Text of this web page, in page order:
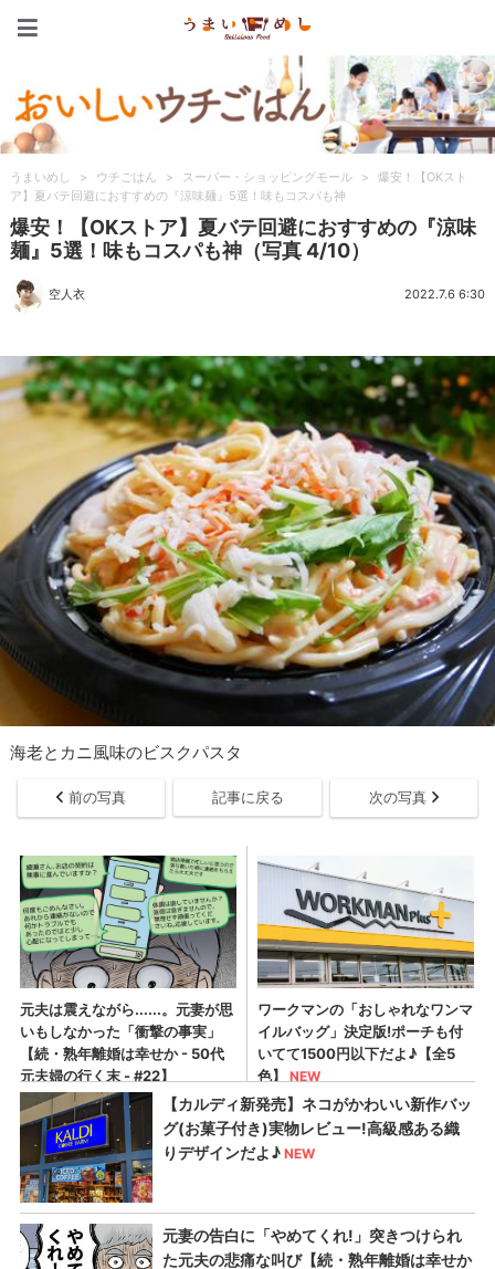
うまいめし > ウチごはん > スーパー・ショッピングモール >
爆安！【OKスト
ア】夏バテ回避におすすめの『涼味麺』5選！味もコスパも神
爆安！【OKストア】夏バテ回避におすすめの『涼味
麺』5選！味もコスパも神（写真 4/10）
空人衣 2022.7.6 6:30
海老とカニ風味のビスクパスタ
前の写真 記事に戻る 次の写真